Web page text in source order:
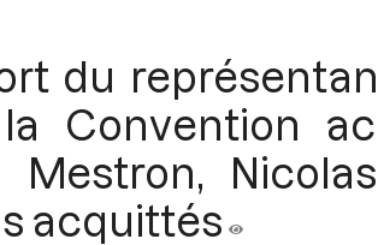
du
Convention
Mestron,
acquittés